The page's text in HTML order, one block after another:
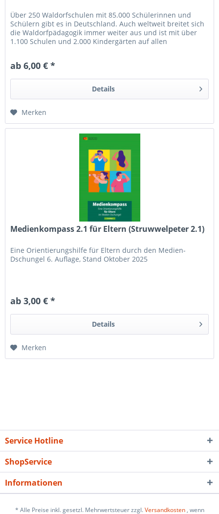
Über 250 Waldorfschulen mit 85.000 Schülerinnen und
Schülern gibt es in Deutschland. Auch weltweit breitet sich
die Waldorfpädagogik immer weiter aus und ist mit über
1.100 Schulen und 2.000 Kindergärten auf allen
ab 6,00 € *
Details
Merken
Medienkompass 2.1 für Eltern (Struwwelpeter 2.1)
Eine Orientierungshilfe für Eltern durch den Medien-
Dschungel 6. Auflage, Stand Oktober 2025
ab 3,00 € *
Details
Merken
Service Hotline
ShopService
Informationen
* Alle Preise inkl. gesetzl. Mehrwertsteuer zzgl.Versandkosten, wenn